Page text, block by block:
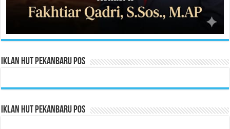
Iklan HUT Pekanbaru Pos
Iklan HUT Pekanbaru Pos